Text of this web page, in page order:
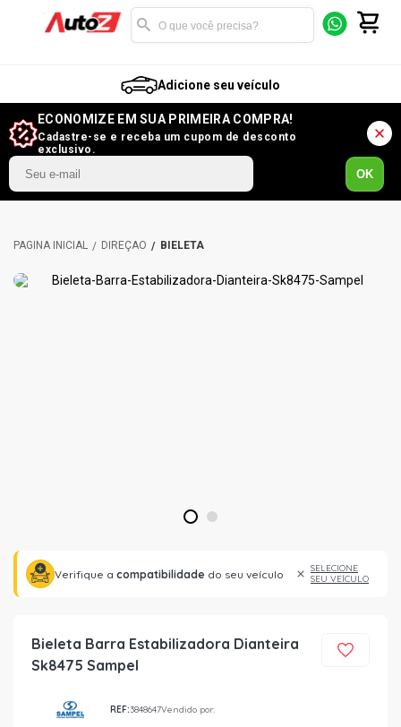
Adicione seu veículo
ECONOMIZE EM SUA PRIMEIRA COMPRA!
Cadastre-se e receba um cupom de desconto
exclusivo.
OK
DIREÇÃO BIELETA
1 2
Verifique a compatibilidade do seu veículo
SELECIONE
SEU VEÍCULO
Bieleta Barra Estabilizadora Dianteira
Sk8475 Sampel
REF:3848647Vendido por: